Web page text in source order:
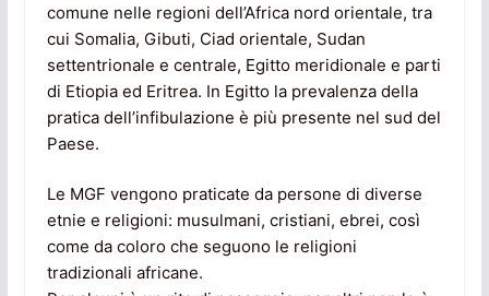
comune nelle regioni dell’Africa nord orientale, tra
cui Somalia, Gibuti, Ciad orientale, Sudan
settentrionale e centrale, Egitto meridionale e parti
di Etiopia ed Eritrea. In Egitto la prevalenza della
pratica dell’infibulazione è più presente nel sud del
Paese.
Le MGF vengono praticate da persone di diverse
etnie e religioni: musulmani, cristiani, ebrei, così
come da coloro che seguono le religioni
tradizionali africane.